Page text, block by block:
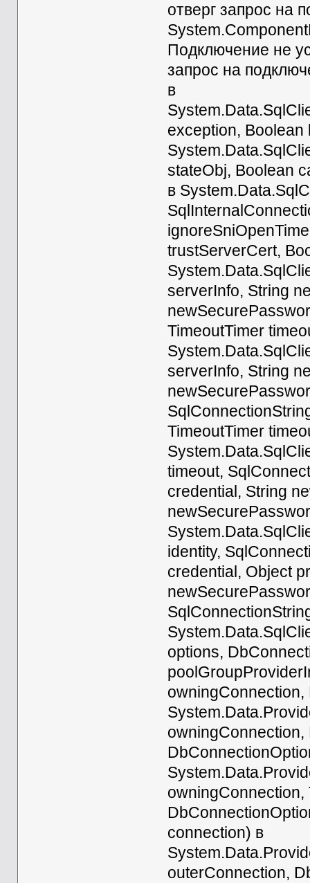
отверг запрос на
Подключение не
запрос на
в
exception,
stateObj, Boolean
в
trustServerCert,
serverInfo, String
TimeoutTimer
serverInfo, String
TimeoutTimer
timeout,
credential, String
identity,
credential, Object
options,
owningConnection,
connection) в
outerConnection,